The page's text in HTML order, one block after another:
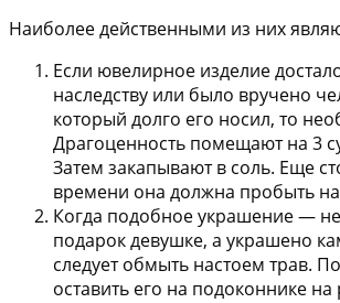
Наиболее действенными из них
Если ювелирное изделие
наследству или было вручено
который долго его носил, то
Драгоценность помещают на 3
Затем закапывают в соль. Еще
времени она должна пробыть
Когда подобное украшение —
подарок девушке, а украшено
следует обмыть настоем трав.
оставить его на подоконнике на